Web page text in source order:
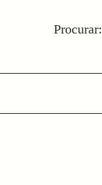
Procurar: